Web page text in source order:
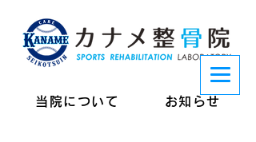
当院について お知らせ